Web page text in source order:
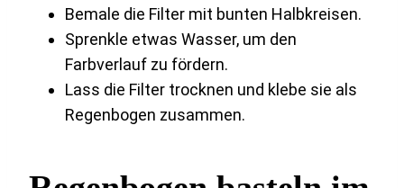
Bemale die Filter mit bunten Halbkreisen.
Sprenkle etwas Wasser, um den
Farbverlauf zu fördern.
Lass die Filter trocknen und klebe sie als
Regenbogen zusammen.